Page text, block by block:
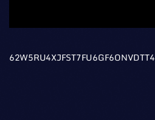
62W5RU4XJFST7FU6GF6ONVDTT4